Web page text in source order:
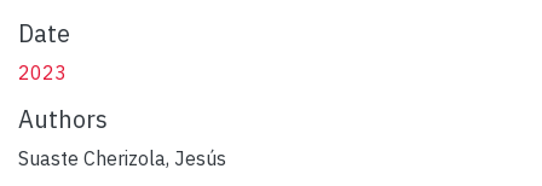
Date
2023
Authors
Suaste Cherizola, Jesús